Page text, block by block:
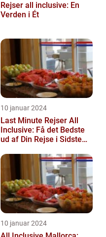
Rejser all inclusive: En
Verden i Ét
10 januar 2024
Last Minute Rejser All
Inclusive: Få det Bedste
ud af Din Rejse i Sidste
10 januar 2024